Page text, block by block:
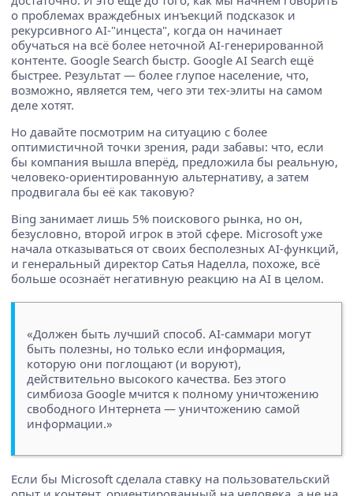
о проблемах враждебных инъекций подсказок и
рекурсивного AI-"инцеста", когда он начинает
обучаться на всё более неточной AI-генерированной
контенте. Google Search быстр. Google AI Search ещё
быстрее. Результат — более глупое население, что,
возможно, является тем, чего эти тех-элиты на самом
деле хотят.
Но давайте посмотрим на ситуацию с более
оптимистичной точки зрения, ради забавы: что, если
бы компания вышла вперёд, предложила бы реальную,
человеко-ориентированную альтернативу, а затем
продвигала бы её как таковую?
Bing занимает лишь 5% поискового рынка, но он,
безусловно, второй игрок в этой сфере. Microsoft уже
начала отказываться от своих бесполезных AI-функций,
и генеральный директор Сатья Наделла, похоже, всё
больше осознаёт негативную реакцию на AI в целом.
«Должен быть лучший способ. AI-саммари могут
быть полезны, но только если информация,
которую они поглощают (и воруют),
действительно высокого качества. Без этого
симбиоза Google мчится к полному уничтожению
свободного Интернета — уничтожению самой
информации.»
Если бы Microsoft сделала ставку на пользовательский